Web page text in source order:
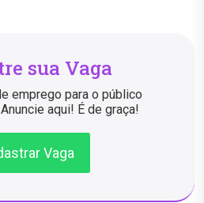
sua Vaga
emprego para o público
aqui! É de graça!
Vaga